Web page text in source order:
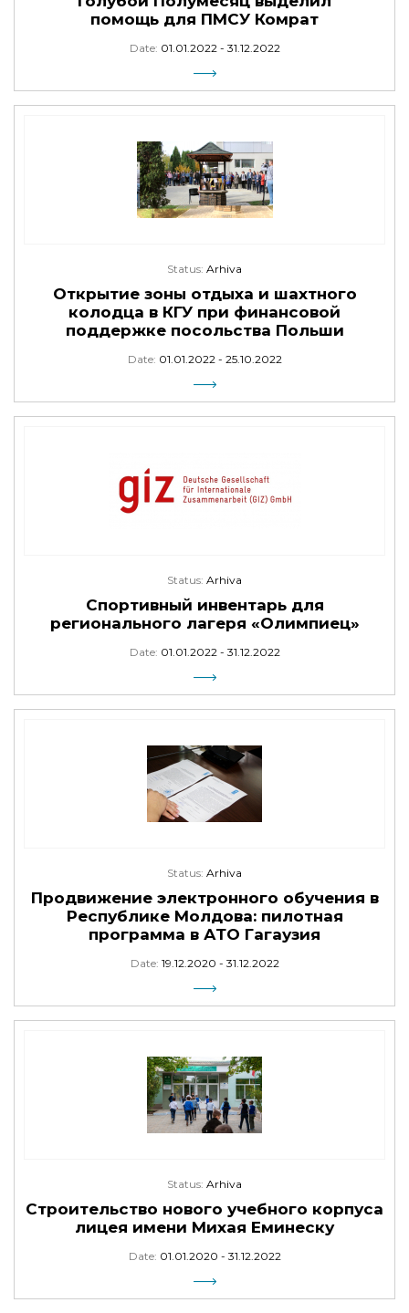
помощь для ПМСУ Комрат
Date: 01.01.2022 - 31.12.2022
Status: Arhiva
Открытие зоны отдыха и шахтного
колодца в КГУ при финансовой
поддержке посольства Польши
Date: 01.01.2022 - 25.10.2022
Status: Arhiva
Спортивный инвентарь для
регионального лагеря «Олимпиец»
Date: 01.01.2022 - 31.12.2022
Status: Arhiva
Продвижение электронного обучения в
Республике Молдова: пилотная
программа в АТО Гагаузия
Date: 19.12.2020 - 31.12.2022
Status: Arhiva
Строительство нового учебного корпуса
лицея имени Михая Еминеску
Date: 01.01.2020 - 31.12.2022